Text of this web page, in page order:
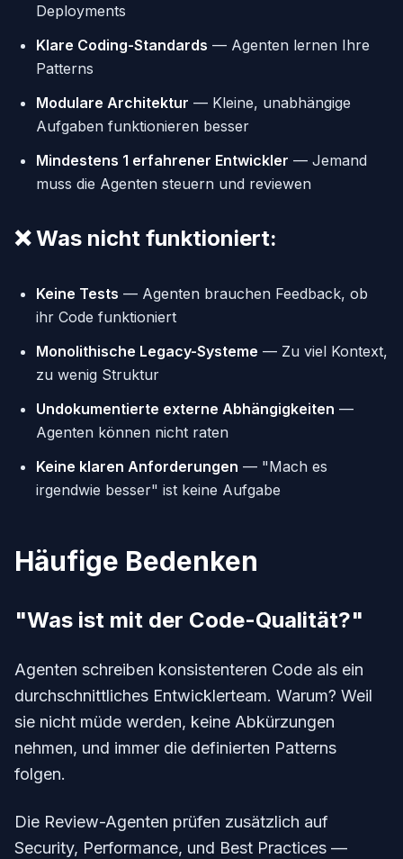
Deployments
Klare Coding-Standards — Agenten lernen Ihre
Patterns
Modulare Architektur — Kleine, unabhängige
Aufgaben funktionieren besser
Mindestens 1 erfahrener Entwickler — Jemand
muss die Agenten steuern und reviewen
❌ Was nicht funktioniert:
Keine Tests — Agenten brauchen Feedback, ob
ihr Code funktioniert
Monolithische Legacy-Systeme — Zu viel Kontext,
zu wenig Struktur
Undokumentierte externe Abhängigkeiten —
Agenten können nicht raten
Keine klaren Anforderungen — "Mach es
irgendwie besser" ist keine Aufgabe
Häufige Bedenken
"Was ist mit der Code-Qualität?"
Agenten schreiben konsistenteren Code als ein
durchschnittliches Entwicklerteam. Warum? Weil
sie nicht müde werden, keine Abkürzungen
nehmen, und immer die definierten Patterns
folgen.
Die Review-Agenten prüfen zusätzlich auf
Security, Performance, und Best Practices —